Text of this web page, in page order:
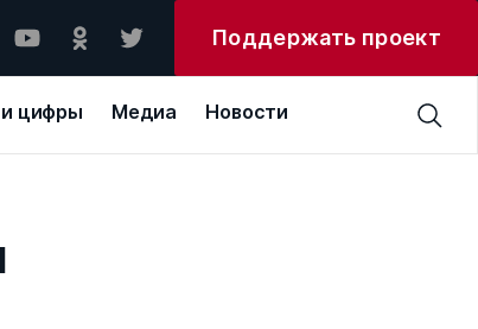
Поддержать проект
цифры Медиа Новости